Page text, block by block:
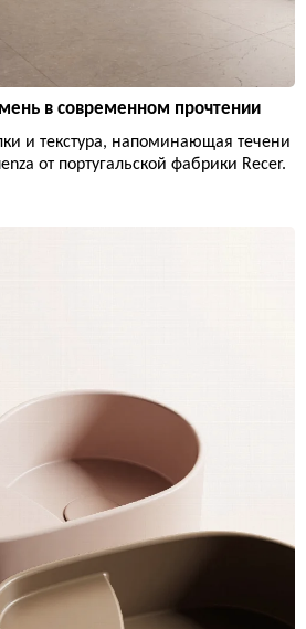
в современном прочтении
и текстура, напоминающая течени
от португальской фабрики Recer.